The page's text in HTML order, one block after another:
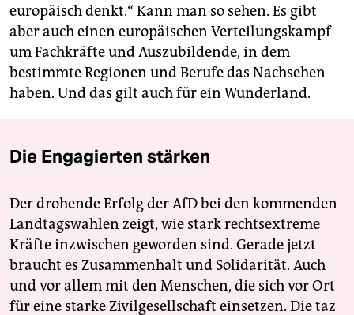
europäisch denkt.“ Kann man so sehen. Es gibt
aber auch einen europäischen Verteilungskampf
um Fachkräfte und Auszubildende, in dem
bestimmte Regionen und Berufe das Nachsehen
haben. Und das gilt auch für ein Wunderland.
Die Engagierten stärken
Der drohende Erfolg der AfD bei den kommenden
Landtagswahlen zeigt, wie stark rechtsextreme
Kräfte inzwischen geworden sind. Gerade jetzt
braucht es Zusammenhalt und Solidarität. Auch
und vor allem mit den Menschen, die sich vor Ort
für eine starke Zivilgesellschaft einsetzen. Die taz